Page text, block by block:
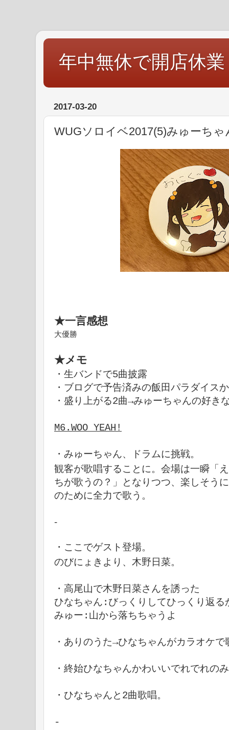
年中無休で開店休業
2017-03-20
WUGソロイベ2017(5)みゅーち
★一言感想
大優勝
★メモ
・生バンドで5曲披露
・ブログで予告済みの飯田パラダイス
・盛り上がる2曲→みゅーちゃんの好き
M6.WOO YEAH!
・みゅーちゃん、ドラムに挑戦。
観客が歌唱することに。会場は一瞬「
ちが歌うの？」となりつつ、楽しそう
のために全力で歌う。
-
・ここでゲスト登場。
のびにょきより、 木野日菜。
・高尾山で木野日菜さんを誘った
ひなちゃん:びっくりしてひっくり返る
みゅー:山から落ちちゃうよ
・ありのうた→ひなちゃんがカラオケ
・終始ひなちゃんかわいいでれでれの
・ひなちゃんと2曲歌唱。
-